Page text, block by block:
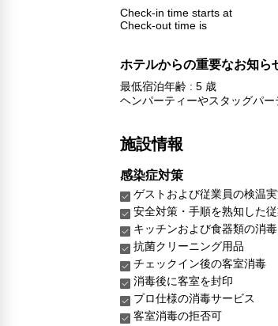
Check-in time starts at
Check-out time is
ホテルからの重要なお知ら
最低宿泊年齢 : 5 歳
ヘンパーティーやスタッグパ
施設情報
感染症対策
ゲストおよび従業員の検温
安全対策・手順を熟知した
キッチンおよび食器類の消毒
抗菌クリーニング用品
チェックイン後の客室消毒
消毒後に客室を封印
プロ仕様の消毒サービス
客室消毒の拒否可